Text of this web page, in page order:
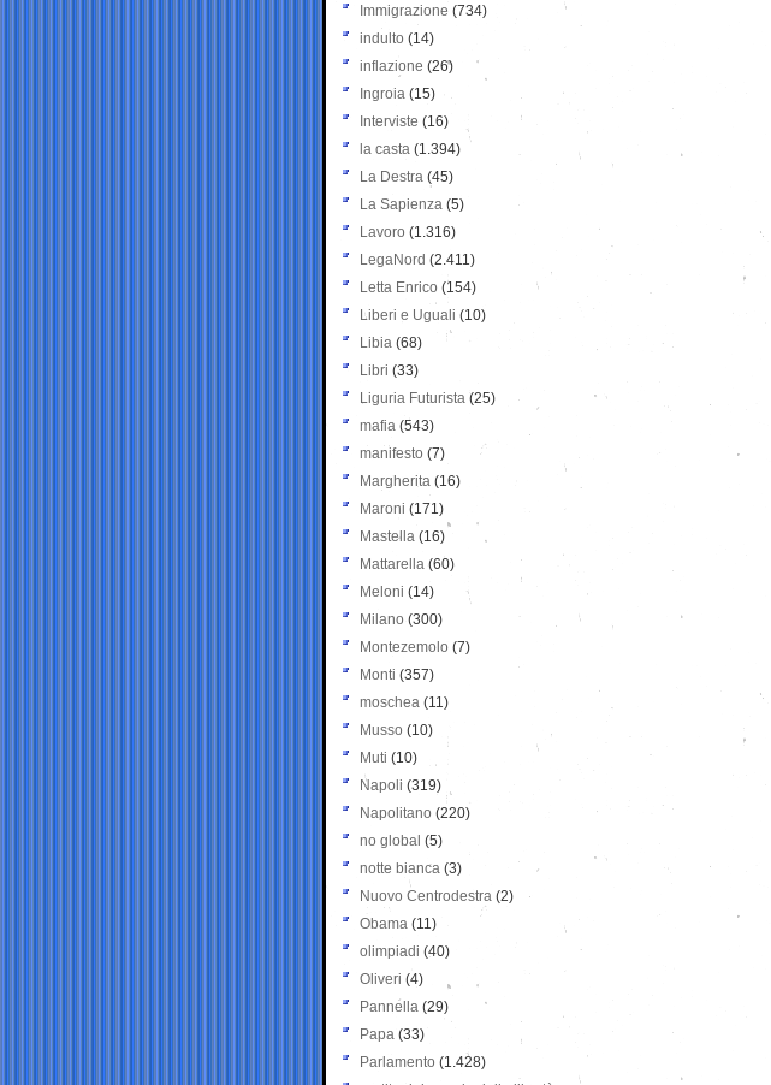
Immigrazione (734)
indulto (14)
inflazione (26)
Ingroia (15)
Interviste (16)
la casta (1.394)
La Destra (45)
La Sapienza (5)
Lavoro (1.316)
LegaNord (2.411)
Letta Enrico (154)
Liberi e Uguali (10)
Libia (68)
Libri (33)
Liguria Futurista (25)
mafia (543)
manifesto (7)
Margherita (16)
Maroni (171)
Mastella (16)
Mattarella (60)
Meloni (14)
Milano (300)
Montezemolo (7)
Monti (357)
moschea (11)
Musso (10)
Muti (10)
Napoli (319)
Napolitano (220)
no global (5)
notte bianca (3)
Nuovo Centrodestra (2)
Obama (11)
olimpiadi (40)
Oliveri (4)
Pannella (29)
Papa (33)
Parlamento (1.428)